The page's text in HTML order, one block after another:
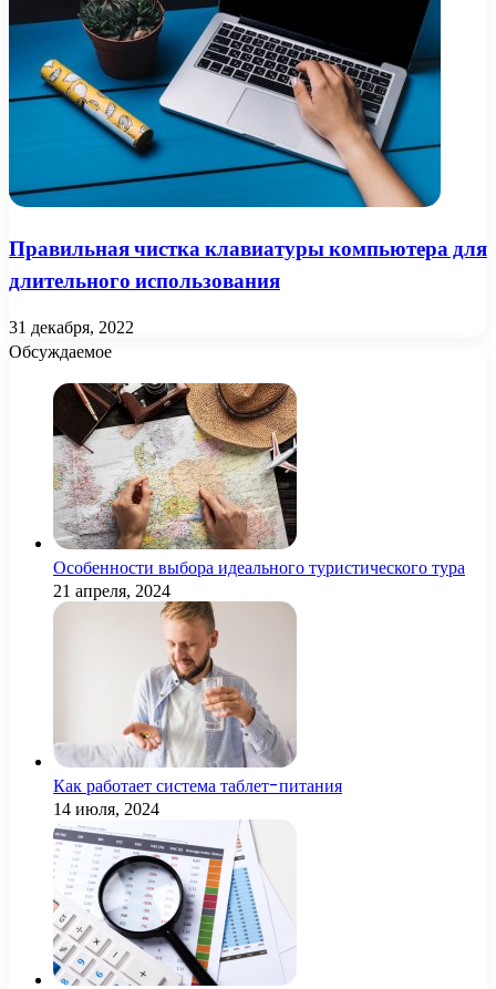
Правильная чистка клавиатуры компьютера для
длительного использования
31 декабря, 2022
Обсуждаемое
Особенности выбора идеального туристического тура
21 апреля, 2024
Как работает система таблет-питания
14 июля, 2024